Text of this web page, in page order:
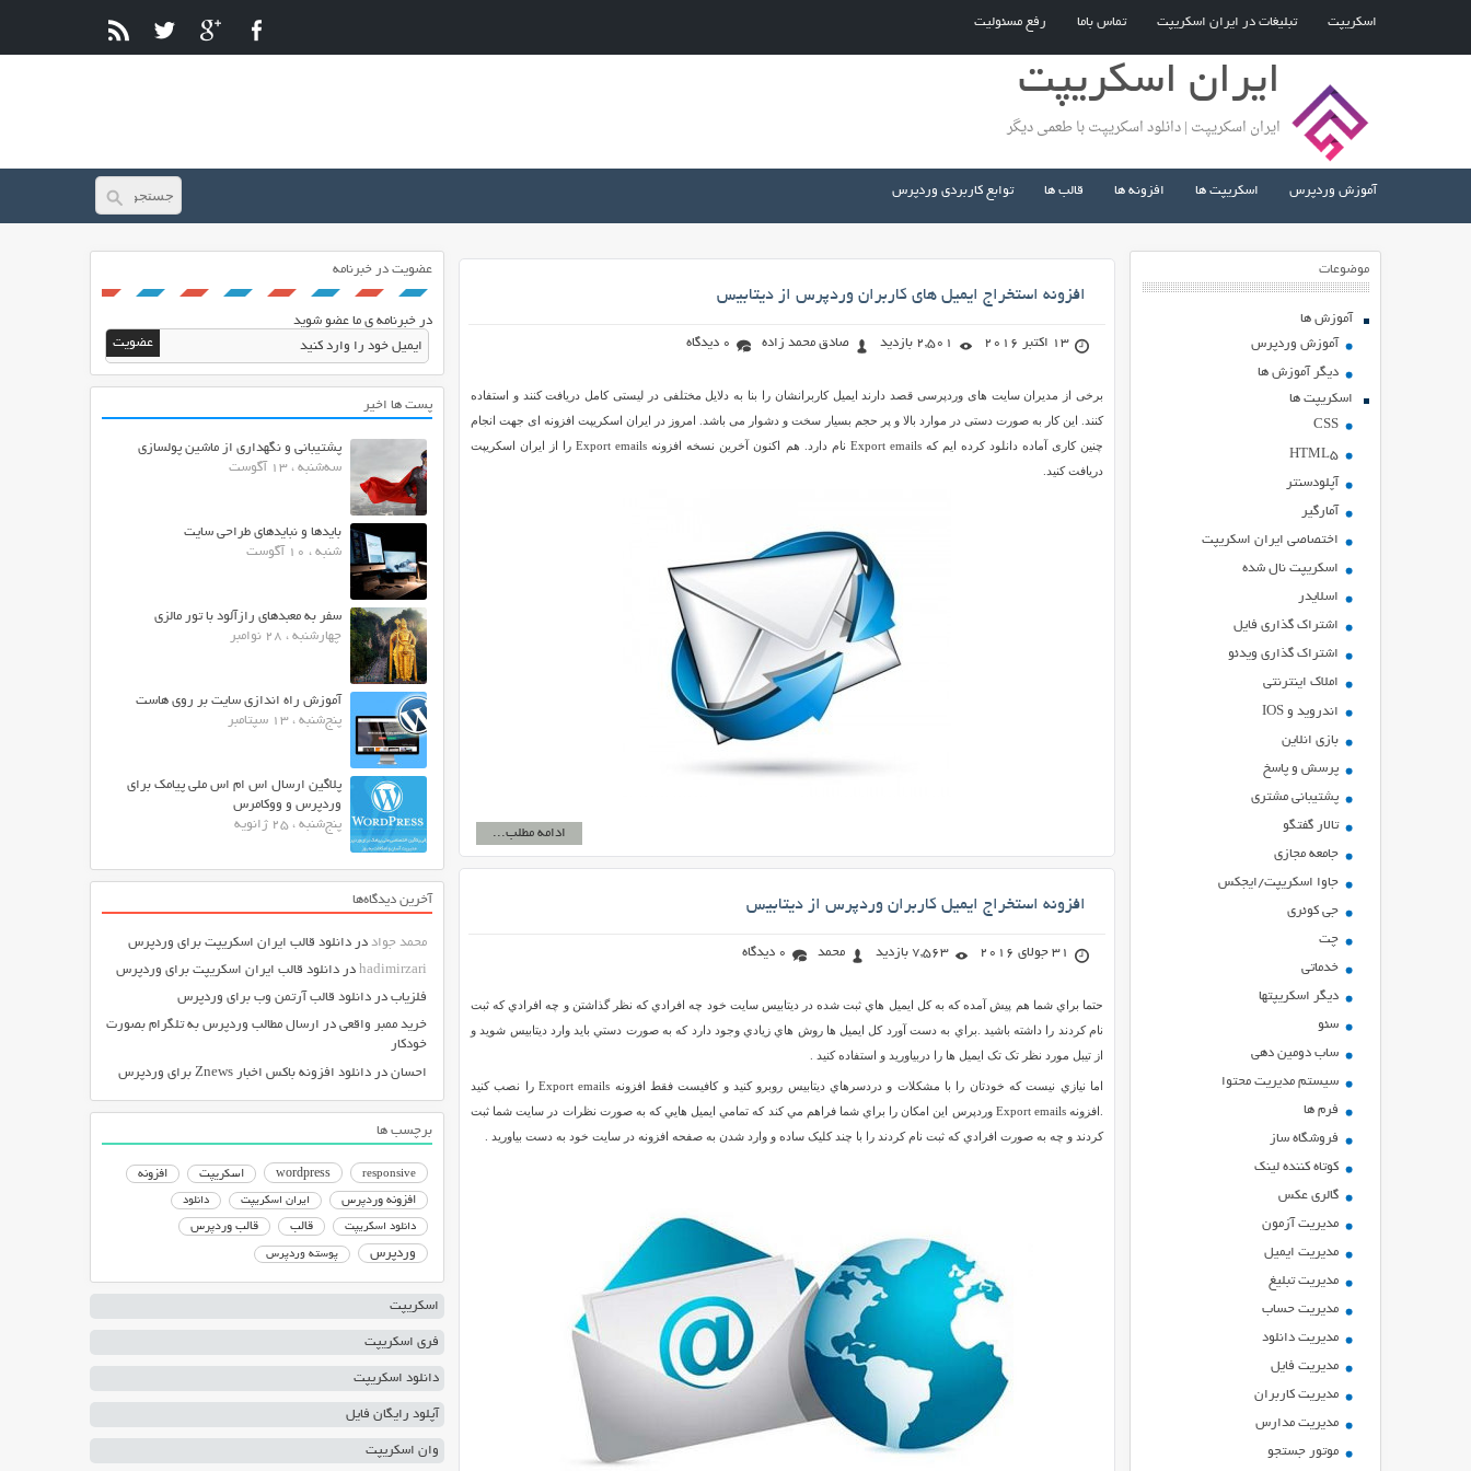
اسکریپت تبلیغات در ایران اسکریپت تماس باما رفع مسئولیت
ایران اسکریپت
ایران اسکریپت | دانلود اسکریپت با طعمی دیگر
آموزش وردپرس اسکریپت ها افزونه ها قالب ها توابع کاربردی وردپرس
موضوعات
آموزش ها
آموزش وردپرس
دیگر آموزش ها
اسکریپت ها
CSS
HTML5
آپلودسنتر
آمارگیر
اختصاصی ایران اسکریپت
اسکریپت نال شده
اسلایدر
اشتراك گذاري فايل
اشتراک گذاری ویدئو
املاک اینترنتی
اندروید و IOS
بازي انلاين
پرسش و پاسخ
پشتیبانی مشتری
تالار گفتگو
جامعه مجازی
جاوا اسکریپت/ایجکس
جی کوئری
چت
خدماتی
ديگر اسكريپتها
سئو
ساب دومین دهی
سیستم مدیریت محتوا
فرم ها
فروشگاه ساز
کوتاه کننده لینک
گالری عکس
مدیریت آزمون
مدیریت ایمیل
مدیریت تبلیغ
مدیریت حساب
مدیریت دانلود
مدیریت فایل
مدیریت کاربران
مدیریت مدارس
موتور جستجو
افزونه استخراج ایمیل های کاربران وردپرس از دیتابیس
13 اکتبر 2016 2,501 بازدید صادق محمد زاده 0 دیدگاه
برخی از مدیران سایت های وردپرسی قصد دارند ایمیل کاربرانشان را بنا به دلایل مختلفی در لیستی کامل دریافت کنند و استفاده
کنند. این کار به صورت دستی در موارد بالا و پر حجم بسیار سخت و دشوار می باشد. امروز در ایران اسکریپت افزونه ای جهت انجام
چنین کاری آماده دانلود کرده ایم که Export emails نام دارد. هم اکنون آخرین نسخه افزونه Export emails را از ایران اسکریپت
دریافت کنید.
ادامه مطلب...
افزونه استخراج ايميل کاربران وردپرس از ديتابيس
31 جولای 2016 7,563 بازدید محمد 0 دیدگاه
حتما براي شما هم پيش آمده که به کل ايميل هاي ثبت شده در ديتابيس سايت خود چه افرادي که نظر گذاشتن و چه افرادي که ثبت
نام کردند را داشته باشيد .براي به دست آورد کل ايميل ها روش هاي زيادي وجود دارد که به صورت دستي بايد وارد ديتابيس شويد و
از تيبل مورد نظر تک تک ايميل ها را دربياوريد و استفاده کنيد .
اما نيازي نيست که خودتان را با مشکلات و دردسرهاي ديتابيس روبرو کنيد و کافيست فقط افزونه Export emails را نصب کنيد
.افزونه Export emails وردپرس اين امکان را براي شما فراهم مي کند که تمامي ايميل هايي که به صورت نظرات در سايت شما ثبت
کردند و چه به صورت افرادي که ثبت نام کردند را با چند کليک ساده و وارد شدن به صفحه افزونه در سايت خود به دست بياوريد .
عضویت در خبرنامه
در خبرنامه ی ما عضو شوید
پست ها اخیر
پشتیبانی و نگهداری از ماشین پولسازی
سه‌شنبه ، 13 آگوست
بایدها و نبایدهای طراحی سایت
شنبه ، 10 آگوست
سفر به معبدهای رازآلود با تور مالزی
چهارشنبه ، 28 نوامبر
آموزش راه اندازی سایت بر روی هاست
پنج‌شنبه ، 13 سپتامبر
پلاگین ارسال اس ام اس ملی پیامک برای
وردپرس و ووکامرس
پنج‌شنبه ، 25 ژانویه
آخرین دیدگاه‌ها
محمد جواد در دانلود قالب ایران اسکریپت برای وردپرس
hadimirzari در دانلود قالب ایران اسکریپت برای وردپرس
فلزیاب در دانلود قالب آرتمن وب برای وردپرس
خرید ممبر واقعی در ارسال مطالب وردپرس به تلگرام بصورت
خودکار
احسان در دانلود افزونه باکس اخبار Znews برای وردپرس
برچسب ها
responsive
wordpress اسکریپت
افزونه
افزونه وردپرس
ایران اسکریپت دانلود
دانلود اسکریپت قالب قالب وردپرس
وردپرس پوسته وردپرس
اسکریپت
فری اسکریپت
دانلود اسکریپت
آپلود رایگان فایل
وان اسکریپت